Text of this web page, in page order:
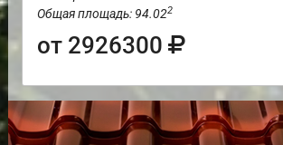
Общая площадь: 94.022
от 2926300